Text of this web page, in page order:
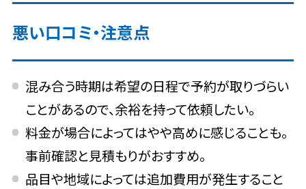
悪い口コミ・注意点
混み合う時期は希望の日程で予約が取りづらい
ことがあるので、余裕を持って依頼したい。
料金が場合によってはやや高めに感じることも。
事前確認と見積もりがおすすめ。
品目や地域によっては追加費用が発生すること